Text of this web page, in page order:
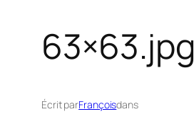
63×63.jpg
Écrit parFrançoisdans